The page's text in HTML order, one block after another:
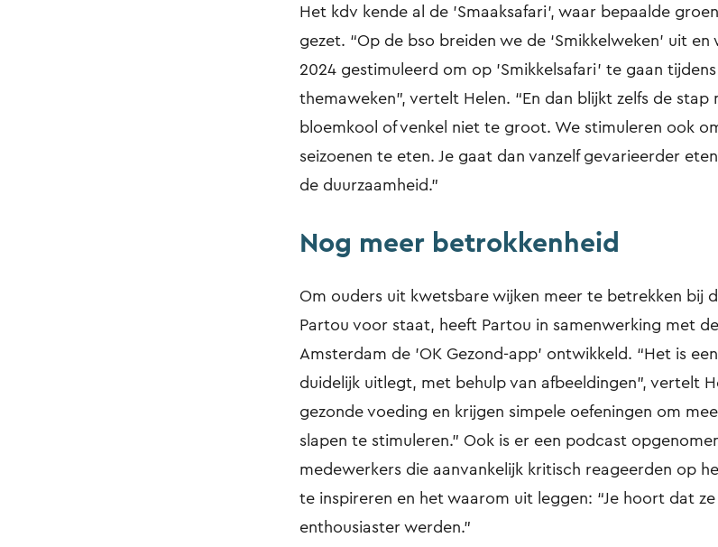
Het kdv kende al de 'Smaaksafari', waar bepaalde
gezet. “Op de bso breiden we de ‘Smikkelweken’ uit
2024 gestimuleerd om op 'Smikkelsafari' te gaan
themaweken”, vertelt Helen. “En dan blijkt zelfs de
bloemkool of venkel niet te groot. We stimuleren ook
seizoenen te eten. Je gaat dan vanzelf gevarieerder
de duurzaamheid.”
Nog meer betrokkenheid
Om ouders uit kwetsbare wijken meer te betrekken bij
Partou voor staat, heeft Partou in samenwerking met
Amsterdam de 'OK Gezond-app' ontwikkeld. “Het is
duidelijk uitlegt, met behulp van afbeeldingen”, vertelt
gezonde voeding en krijgen simpele oefeningen om
slapen te stimuleren.” Ook is er een podcast
medewerkers die aanvankelijk kritisch reageerden op
te inspireren en het waarom uit leggen: “Je hoort dat
enthousiaster werden.”